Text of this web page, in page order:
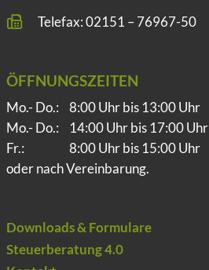
Telefax: 02151 – 76967-50
ÖFFNUNGSZEITEN
Mo.- Do.:
8:00 Uhr bis 13:00 Uhr
Mo.- Do.:
14:00 Uhr bis 17:00 Uhr
Fr.:
8:00 Uhr bis 15:00 Uhr
oder nach Vereinbarung.
Downloads & Formulare
Steuerberatung 4.0